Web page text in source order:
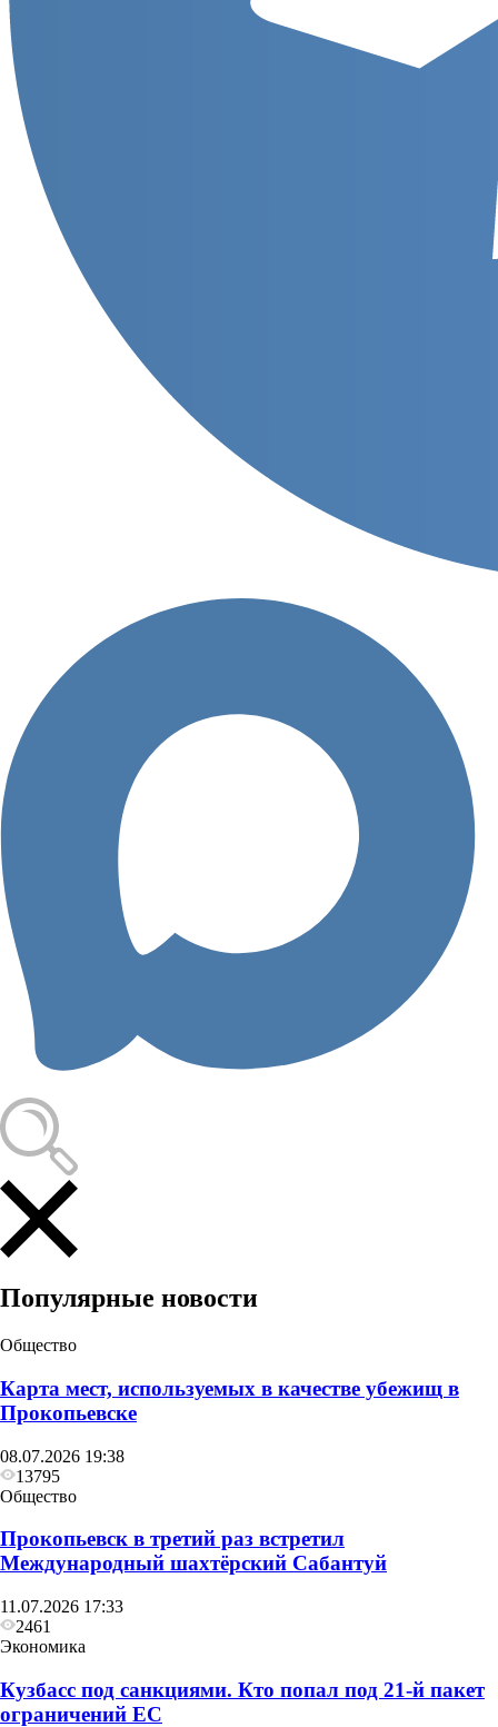
Популярные новости
Общество
Карта мест, используемых в качестве убежищ в
Прокопьевске
08.07.2026 19:38
13795
Общество
Прокопьевск в третий раз встретил
Международный шахтёрский Сабантуй
11.07.2026 17:33
2461
Экономика
Кузбасс под санкциями. Кто попал под 21‑й пакет
ограничений ЕС